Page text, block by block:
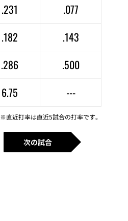
.231
.077
.182
.143
.286
.500
6.75 ---
※直近打率は直近5試合の打率です。
次の試合